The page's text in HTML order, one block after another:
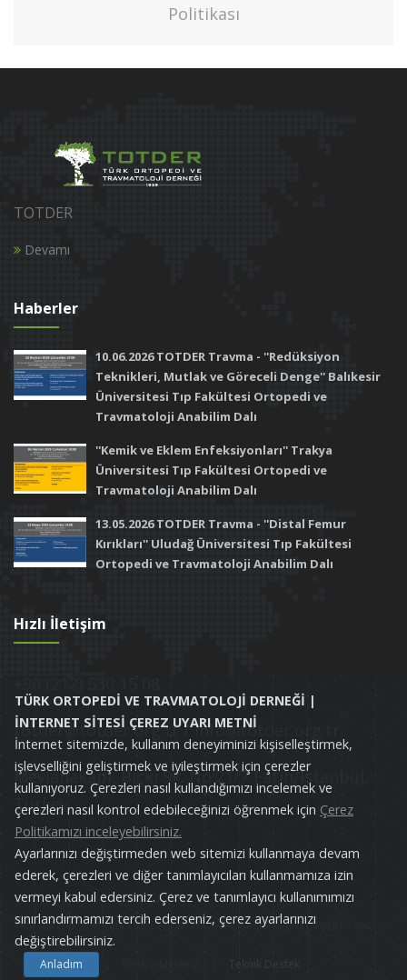
Politikası
TOTDER
Devamı
Haberler
10.06.2026 TOTDER Travma - ''Redüksiyon
Teknikleri, Mutlak ve Göreceli Denge'' Balıkesir
Üniversitesi Tıp Fakültesi Ortopedi ve
Travmatoloji Anabilim Dalı
''Kemik ve Eklem Enfeksiyonları'' Trakya
Üniversitesi Tıp Fakültesi Ortopedi ve
Travmatoloji Anabilim Dalı
13.05.2026 TOTDER Travma - ''Distal Femur
Kırıkları'' Uludağ Üniversitesi Tıp Fakültesi
Ortopedi ve Travmatoloji Anabilim Dalı
Hızlı İletişim
totder@totder.org.tr / info@totder.org.tr
Mevlanakapı, Bıçkı Sk. No:21/7 Fatih/İstanbul,
Turkey
Telif Hakkı © 2020 Türk Ortopedi ve Travmatoloji Derneği (TOTDER). Tüm
Hakları Saklıdır
Teknik Destek
TÜRK ORTOPEDİ VE TRAVMATOLOJİ DERNEĞİ |
İNTERNET SİTESİ ÇEREZ UYARI METNİ
İnternet sitemizde, kullanım deneyiminizi kişiselleştirmek,
işlevselliğini geliştirmek ve iyileştirmek için çerezler
kullanıyoruz. Çerezleri nasıl kullandığımızı incelemek ve
çerezleri nasıl kontrol edebileceğinizi öğrenmek için Çerez
Politikamızı inceleyebilirsiniz.
Ayarlarınızı değiştirmeden web sitemizi kullanmaya devam
ederek, çerezleri ve diğer tanımlayıcıları kullanmamıza izin
vermeyi kabul edersiniz. Çerez ve tanımlayıcı kullanımımızı
sınırlandırmamızı tercih ederseniz, çerez ayarlarınızı
değiştirebilirsiniz.
Anladım